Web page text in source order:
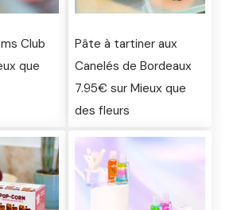
Club
que
Pâte à tartiner aux
Canelés de Bordeaux
7.95€ sur Mieux que
des fleurs